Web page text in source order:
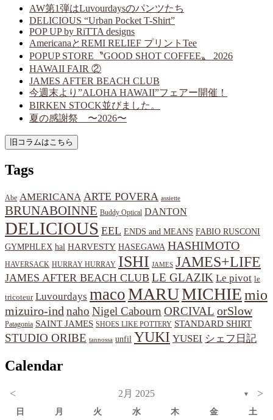
AW第1弾はLuvourdaysのパンツたち
DELICIOUS “Urban Pocket T-Shirt”
POP UP by RiTTA designs
AmericanaとREMI RELIEF プリントTee
POPUP STORE〝GOOD SHOT COFFEE〟 2026
HAWAII FAIR ②
JAMES AFTER BEACH CLUB
今週末より”ALOHA HAWAII”フェアー開催！
BIRKEN STOCK並びました。
夏の感謝祭 〜2026〜
Tags
Abe AMERICANA ARTE POVERA assiette
BRUNABOINNE Buddy Optical DANTON
DELICIOUS EEL ENDS and MEANS FABIO RUSCONI
GYMPHLEX hal HARVESTY HASEGAWA HASHIMOTO
HAVERSACK HURRAY HURRAY ISHI JAMES JAMES+LIFE
JAMES AFTER BEACH CLUB LE GLAZIK Le pivot le
tricoteur Luvourdays macoMARUMICHIEmio
mizuiro-ind naho Nigel Cabourn ORCIVAL orSlow
Patagonia SAINT JAMES SHOES LIKE POTTERY STANDARD SHIRT
STUDIO ORIBE tannossa unfil YUKI YUSEI シェフ日記
Calendar
< 2月 2025 ▼ >
日 月 火 水 木 金 土